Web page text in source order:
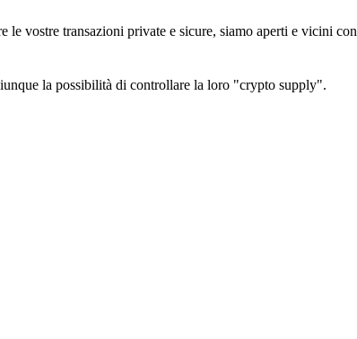
le vostre transazioni private e sicure, siamo aperti e vicini con
la possibilità di controllare la loro "crypto supply".